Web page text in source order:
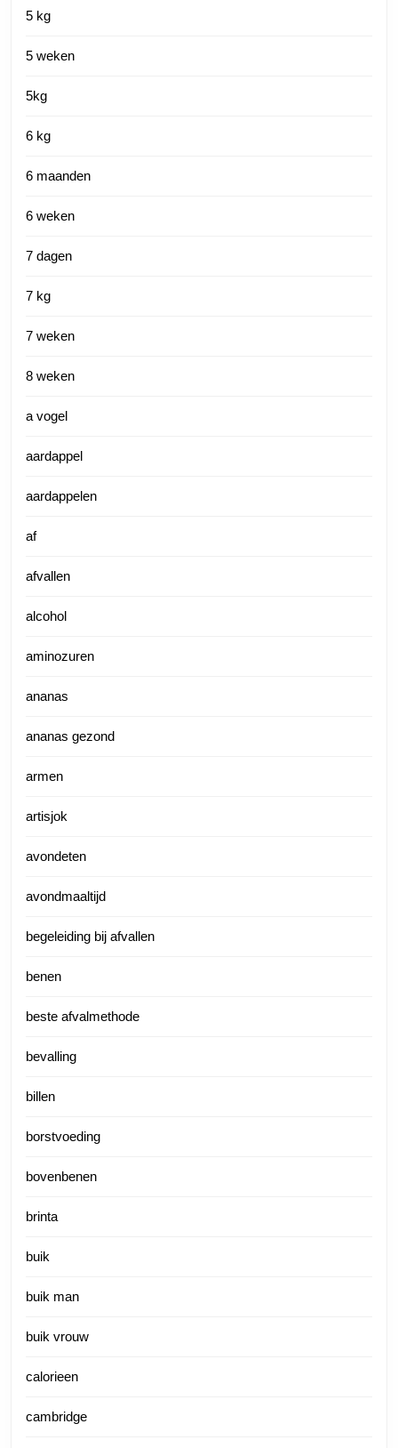
5 kg
5 weken
5kg
6 kg
6 maanden
6 weken
7 dagen
7 kg
7 weken
8 weken
a vogel
aardappel
aardappelen
af
afvallen
alcohol
aminozuren
ananas
ananas gezond
armen
artisjok
avondeten
avondmaaltijd
begeleiding bij afvallen
benen
beste afvalmethode
bevalling
billen
borstvoeding
bovenbenen
brinta
buik
buik man
buik vrouw
calorieen
cambridge